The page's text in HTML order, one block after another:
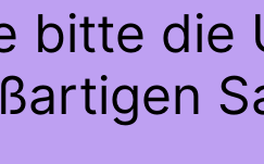
bitte die